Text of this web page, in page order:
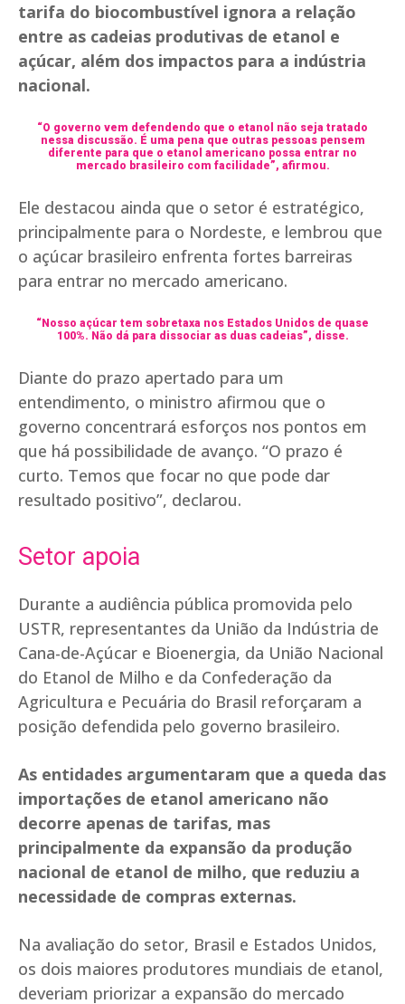
tarifa do biocombustível ignora a relação
entre as cadeias produtivas de etanol e
açúcar, além dos impactos para a indústria
nacional.
“O governo vem defendendo que o etanol não seja tratado
nessa discussão. É uma pena que outras pessoas pensem
diferente para que o etanol americano possa entrar no
mercado brasileiro com facilidade”, afirmou.
Ele destacou ainda que o setor é estratégico,
principalmente para o Nordeste, e lembrou que
o açúcar brasileiro enfrenta fortes barreiras
para entrar no mercado americano.
“Nosso açúcar tem sobretaxa nos Estados Unidos de quase
100%. Não dá para dissociar as duas cadeias”, disse.
Diante do prazo apertado para um
entendimento, o ministro afirmou que o
governo concentrará esforços nos pontos em
que há possibilidade de avanço. “O prazo é
curto. Temos que focar no que pode dar
resultado positivo”, declarou.
Setor apoia
Durante a audiência pública promovida pelo
USTR, representantes da União da Indústria de
Cana-de-Açúcar e Bioenergia, da União Nacional
do Etanol de Milho e da Confederação da
Agricultura e Pecuária do Brasil reforçaram a
posição defendida pelo governo brasileiro.
As entidades argumentaram que a queda das
importações de etanol americano não
decorre apenas de tarifas, mas
principalmente da expansão da produção
nacional de etanol de milho, que reduziu a
necessidade de compras externas.
Na avaliação do setor, Brasil e Estados Unidos,
os dois maiores produtores mundiais de etanol,
deveriam priorizar a expansão do mercado